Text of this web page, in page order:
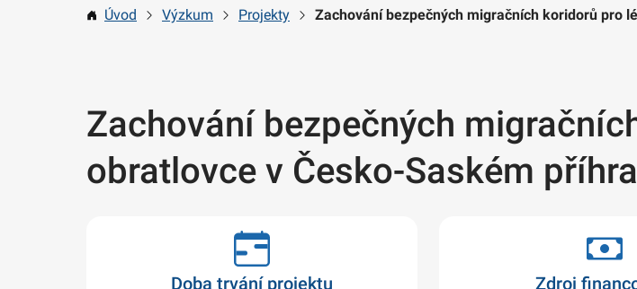
Úvod Výzkum Projekty Zachování bezpečných migračních koridorů pro
Zachování bezpečných
obratlovce v Česko-Saském
Doba trvání projektu Zdroj